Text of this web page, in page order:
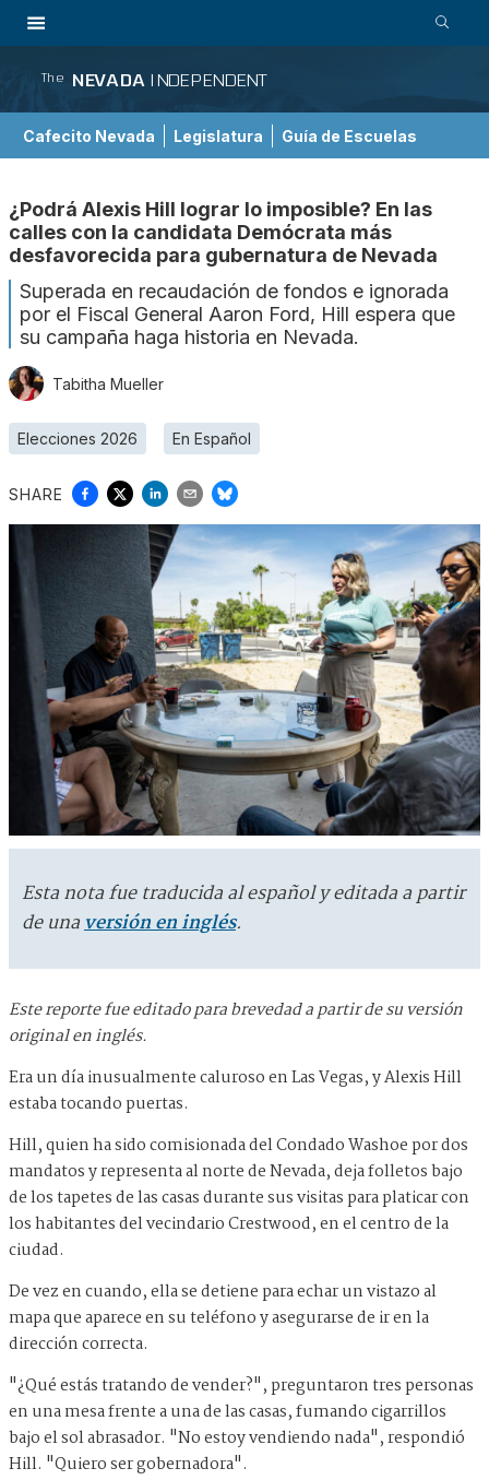
The NEVADA INDEPENDENT
Cafecito Nevada Legislatura Guía de Escuelas
¿Podrá Alexis Hill lograr lo imposible? En las
calles con la candidata Demócrata más
desfavorecida para gubernatura de Nevada
Superada en recaudación de fondos e ignorada
por el Fiscal General Aaron Ford, Hill espera que
su campaña haga historia en Nevada.
Tabitha Mueller
Elecciones 2026 En Español
SHARE
Esta nota fue traducida al español y editada a partir
de unaversión en inglés.
Este reporte fue editado para brevedad a partir de su versión
original en inglés.
Era un día inusualmente caluroso en Las Vegas, y Alexis Hill
estaba tocando puertas.
Hill, quien ha sido comisionada del Condado Washoe por dos
mandatos y representa al norte de Nevada, deja folletos bajo
de los tapetes de las casas durante sus visitas para platicar con
los habitantes del vecindario Crestwood, en el centro de la
ciudad.
De vez en cuando, ella se detiene para echar un vistazo al
mapa que aparece en su teléfono y asegurarse de ir en la
dirección correcta.
"¿Qué estás tratando de vender?", preguntaron tres personas
en una mesa frente a una de las casas, fumando cigarrillos
bajo el sol abrasador. "No estoy vendiendo nada", respondió
Hill. "Quiero ser gobernadora".